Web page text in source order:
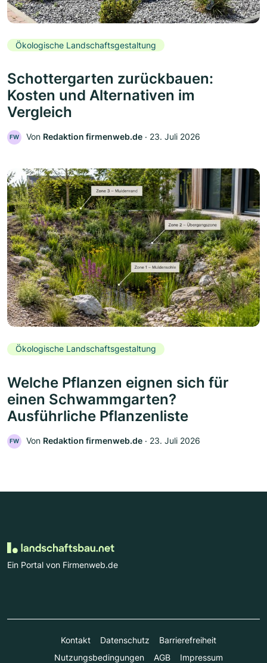
Ökologische Landschaftsgestaltung
Schottergarten zurückbauen:
Kosten und Alternativen im
Vergleich
FW Von Redaktion firmenweb.de ‧ 23. Juli 2026
Ökologische Landschaftsgestaltung
Welche Pflanzen eignen sich für
einen Schwammgarten?
Ausführliche Pflanzenliste
FW Von Redaktion firmenweb.de ‧ 23. Juli 2026
Ein Portal von Firmenweb.de
Kontakt Datenschutz
Barrierefreiheit
Nutzungsbedingungen
AGB Impressum